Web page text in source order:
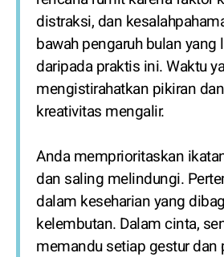
distraksi, dan
bawah pengaruh bulan yang
daripada praktis ini. Waktu
mengistirahatkan pikiran
kreativitas mengalir.
Anda memprioritaskan
dan saling melindungi.
dalam keseharian yang
kelembutan. Dalam cinta,
memandu setiap gestur dan